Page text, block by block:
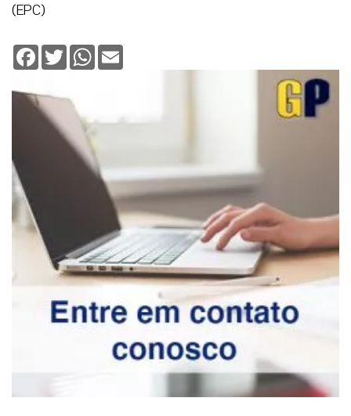
(EPC)
Facebook
TwitterWhatsApp